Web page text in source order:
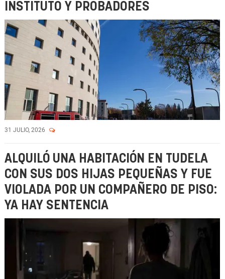
INSTITUTO Y PROBADORES
31 JULIO, 2026
ALQUILÓ UNA HABITACIÓN EN TUDELA
CON SUS DOS HIJAS PEQUEÑAS Y FUE
VIOLADA POR UN COMPAÑERO DE PISO:
YA HAY SENTENCIA